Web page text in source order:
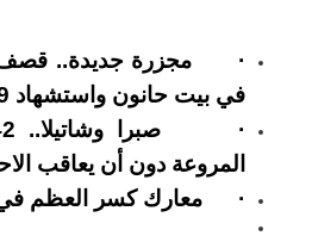
·
مجزرة جديدة..
في بيت حانون واستشهاد 9 أشخاص
·
المروعة دون أن يعاقب
·
معارك كسر العظم